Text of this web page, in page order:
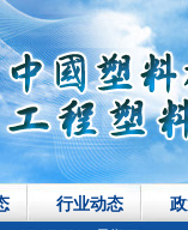
行业动态